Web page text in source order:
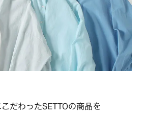
だわったSETTOの商品を